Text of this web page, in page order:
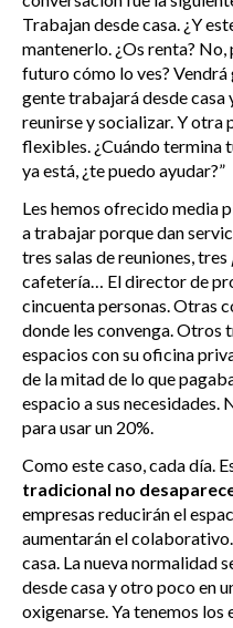
Trabajan desde casa. ¿Y
mantenerlo. ¿Os renta? No,
futuro cómo lo ves?
gente trabajará desde casa
reunirse y socializar. Y otra
flexibles. ¿Cuándo termina
ya está, ¿te puedo ayudar?”
Les hemos ofrecido media
a trabajar porque dan
tres salas de reuniones, tres
cafetería… El director de
cincuenta personas. Otras
donde les convenga. Otros
espacios con su oficina
de la mitad de lo que
espacio a sus necesidades.
para usar un 20%.
Como este caso, cada día.
tradicional no
empresas reducirán el
aumentarán el
casa. La nueva normalidad
desde casa y otro poco en
oxigenarse. Ya tenemos